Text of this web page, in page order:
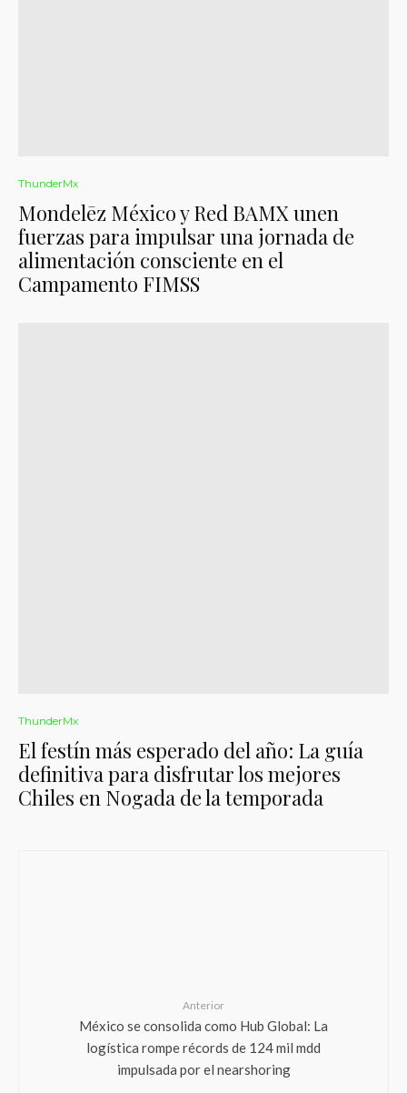
ThunderMx
Mondelēz México y Red BAMX unen
fuerzas para impulsar una jornada de
alimentación consciente en el
Campamento FIMSS
ThunderMx
El festín más esperado del año: La guía
definitiva para disfrutar los mejores
Chiles en Nogada de la temporada
Anterior
México se consolida como Hub Global: La
logística rompe récords de 124 mil mdd
impulsada por el nearshoring